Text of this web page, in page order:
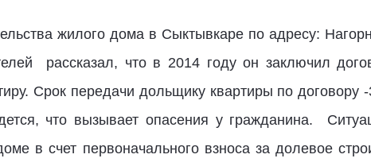
жилого дома в Сыктывкаре по адресу:
рассказал, что в 2014 году он заключил
Срок передачи дольщику квартиры по договору
что вызывает опасения у гражданина.
в счет первоначального взноса за долевое